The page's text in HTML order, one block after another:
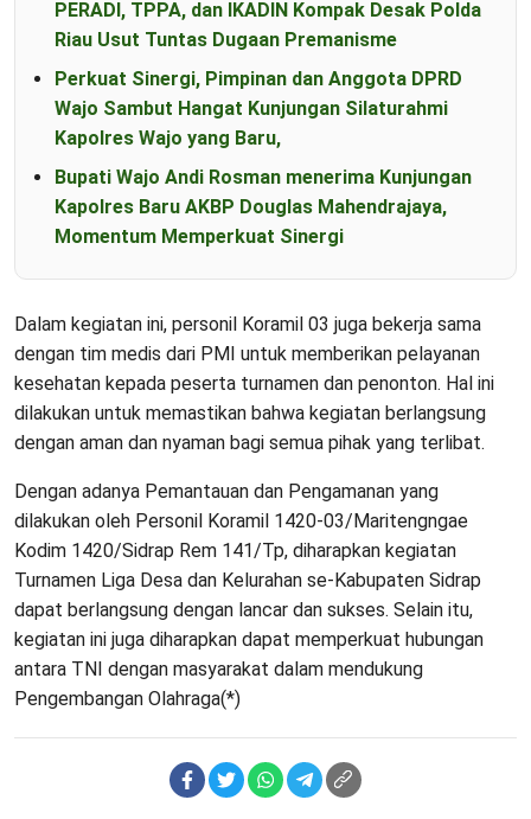
PERADI, TPPA, dan IKADIN Kompak Desak Polda
Riau Usut Tuntas Dugaan Premanisme
Perkuat Sinergi, Pimpinan dan Anggota DPRD
Wajo Sambut Hangat Kunjungan Silaturahmi
Kapolres Wajo yang Baru,
Bupati Wajo Andi Rosman menerima Kunjungan
Kapolres Baru AKBP Douglas Mahendrajaya,
Momentum Memperkuat Sinergi
Dalam kegiatan ini, personil Koramil 03 juga bekerja sama
dengan tim medis dari PMI untuk memberikan pelayanan
kesehatan kepada peserta turnamen dan penonton. Hal ini
dilakukan untuk memastikan bahwa kegiatan berlangsung
dengan aman dan nyaman bagi semua pihak yang terlibat.
Dengan adanya Pemantauan dan Pengamanan yang
dilakukan oleh Personil Koramil 1420-03/Maritengngae
Kodim 1420/Sidrap Rem 141/Tp, diharapkan kegiatan
Turnamen Liga Desa dan Kelurahan se-Kabupaten Sidrap
dapat berlangsung dengan lancar dan sukses. Selain itu,
kegiatan ini juga diharapkan dapat memperkuat hubungan
antara TNI dengan masyarakat dalam mendukung
Pengembangan Olahraga(*)